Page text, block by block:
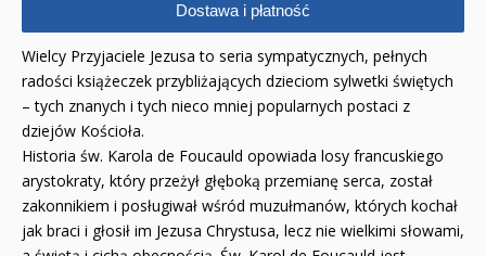
Kreatywne zabawy
Książki religijne dla dzieci
Komiksy
Pomoce dydaktyczne
Naklejki
Puzzle
Dostawa i płatność
Wielcy Przyjaciele Jezusa to seria sympatycznych, pełnych
radości książeczek przybliżających dzieciom sylwetki świętych
– tych znanych i tych nieco mniej popularnych postaci z
dziejów Kościoła.
Historia św. Karola de Foucauld opowiada losy francuskiego
arystokraty, który przeżył głęboką przemianę serca, został
zakonnikiem i posługiwał wśród muzułmanów, których kochał
jak braci i głosił im Jezusa Chrystusa, lecz nie wielkimi słowami,